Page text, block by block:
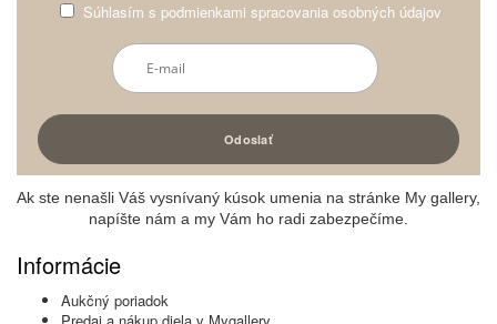
Súhlasím s podmienkami spracovania osobných údajov
Ak ste nenašli Váš vysnívaný kúsok umenia na stránke My gallery,
napíšte nám a my Vám ho radi zabezpečíme.
Informácie
Aukčný poriadok